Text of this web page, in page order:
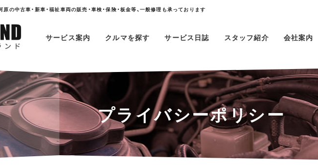
の中古車・新車・福祉車両の販売・車検・保険・板金等、一般修理も承っております
サービス案内 クルマを探す サービス日誌 スタッフ紹介 会社案内
プライバシーポリシー